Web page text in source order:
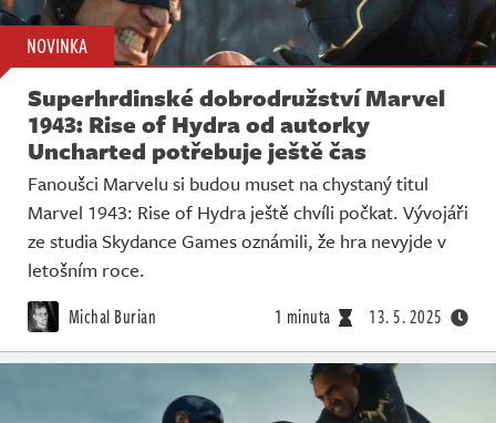
NOVINKA
Superhrdinské dobrodružství Marvel
1943: Rise of Hydra od autorky
Uncharted potřebuje ještě čas
Fanoušci Marvelu si budou muset na chystaný titul
Marvel 1943: Rise of Hydra ještě chvíli počkat. Vývojáři
ze studia Skydance Games oznámili, že hra nevyjde v
letošním roce.
Michal Burian 1 minuta 13. 5. 2025